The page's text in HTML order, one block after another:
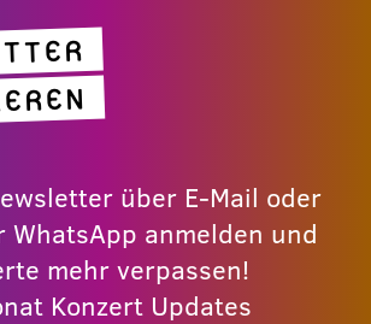
über E-Mail oder
WhatsApp anmelden und
mehr verpassen!
Konzert Updates